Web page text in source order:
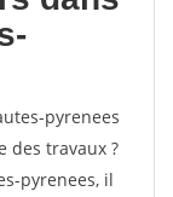
pyrenees
des travaux ?
pyrenees, il